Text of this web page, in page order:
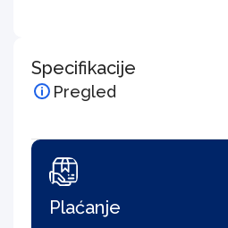
Specifikacije
Pregled
Plaćanje